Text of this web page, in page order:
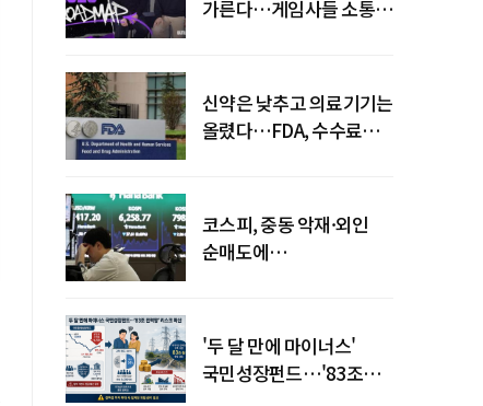
가른다…게임사들 소통
신약은 낮추고 의료기기는
올렸다…FDA, 수수료
코스피, 중동 악재·외인
순매도에
'두 달 만에 마이너스'
국민성장펀드…'83조